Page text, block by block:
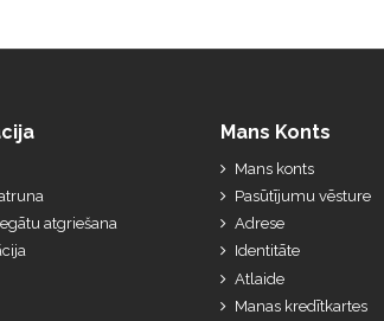
atgriešana
Mans Konts
Mans konts
Pasūtījumu vēsture
Adrese
Identitāte
Atlaide
Manas kredītkartes